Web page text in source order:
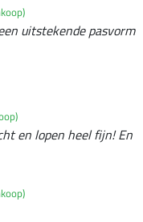
uitstekende pasvorm
en lopen heel fijn! En